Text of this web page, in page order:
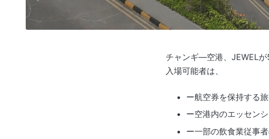
チャンギ―空港、JEWELが
入場可能者は、
ー航空券を保持する
ー空港内のエッセン
ー一部の飲食業従事者